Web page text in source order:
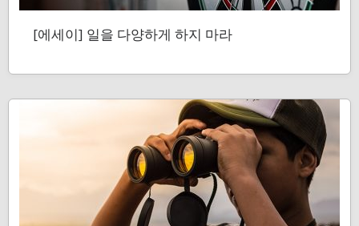
[에세이] 일을 다양하게 하지 마라